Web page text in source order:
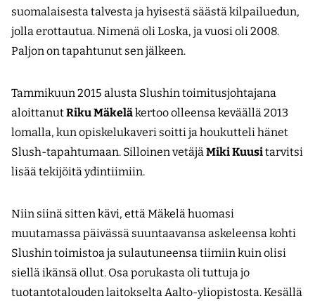
suomalaisesta talvesta ja hyisestä säästä kilpailuedun,
jolla erottautua. Nimenä oli Loska, ja vuosi oli 2008.
Paljon on tapahtunut sen jälkeen.
Tammikuun 2015 alusta Slushin toimitusjohtajana
aloittanutRiku Mäkeläkertoo olleensa keväällä 2013
lomalla, kun opiskelukaveri soitti ja houkutteli hänet
Slush-tapahtumaan. Silloinen vetäjäMiki Kuusitarvitsi
lisää tekijöitä ydintiimiin.
Niin siinä sitten kävi, että Mäkelä huomasi
muutamassa päivässä suuntaavansa askeleensa kohti
Slushin toimistoa ja sulautuneensa tiimiin kuin olisi
siellä ikänsä ollut. Osa porukasta oli tuttuja jo
tuotantotalouden laitokselta Aalto-yliopistosta. Kesällä